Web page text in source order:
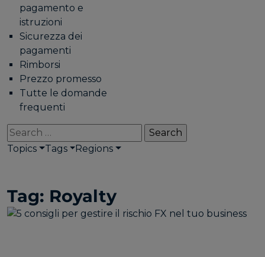
pagamento e
istruzioni
Sicurezza dei
pagamenti
Rimborsi
Prezzo promesso
Tutte le domande
frequenti
Search
for:
Topics Tags Regions
Tag: Royalty